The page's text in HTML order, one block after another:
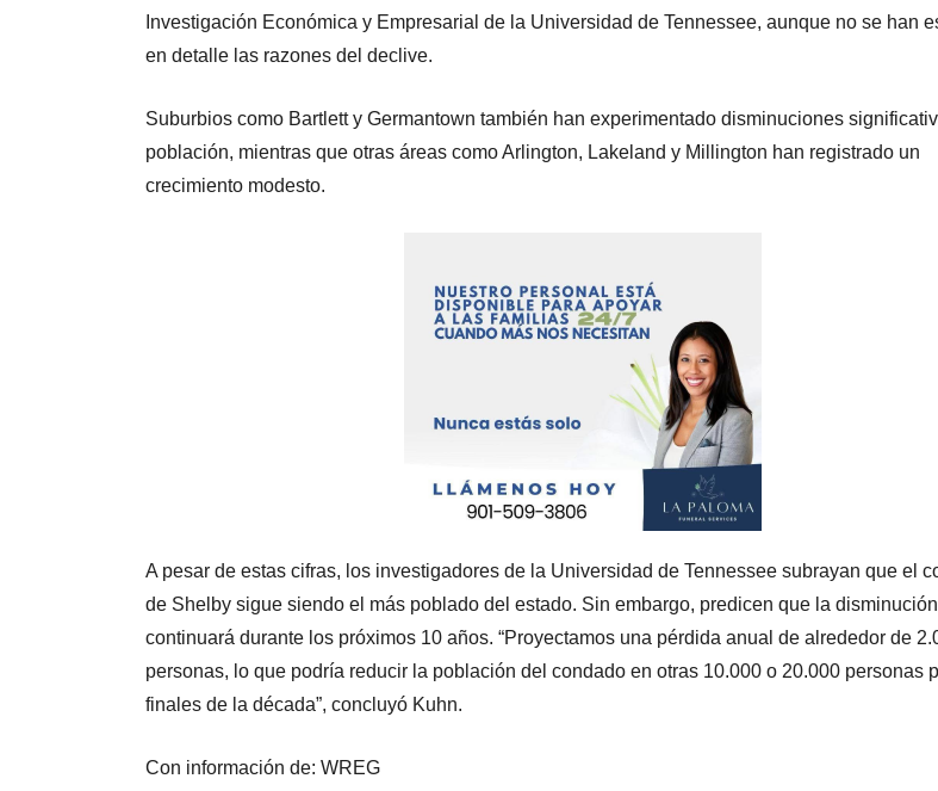
Investigación Económica y Empresarial de la Universidad de Tennessee, aunque no se han
en detalle las razones del declive.
Suburbios como Bartlett y Germantown también han experimentado disminuciones
población, mientras que otras áreas como Arlington, Lakeland y Millington han registrado un
crecimiento modesto.
A pesar de estas cifras, los investigadores de la Universidad de Tennessee subrayan que el
de Shelby sigue siendo el más poblado del estado. Sin embargo, predicen que la disminución
continuará durante los próximos 10 años. “Proyectamos una pérdida anual de alrededor de
personas, lo que podría reducir la población del condado en otras 10.000 o 20.000 personas
finales de la década”, concluyó Kuhn.
Con información de: WREG